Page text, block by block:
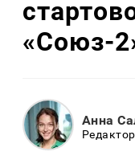
«Союз-
Анна